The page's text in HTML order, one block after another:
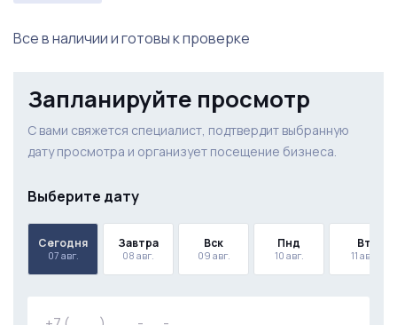
Все в наличии и готовы к проверке
Запланируйте просмотр
С вами свяжется специалист, подтвердит выбранную
дату просмотра и организует посещение бизнеса.
Выберите дату
Сегодня
07 авг.
Завтра
08 авг.
Вск
09 авг.
Пнд
10 авг.
Вт
11 авг.